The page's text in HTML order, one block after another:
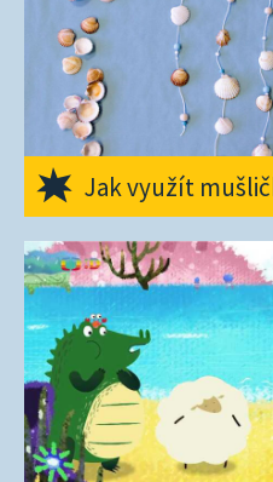
Jak využít